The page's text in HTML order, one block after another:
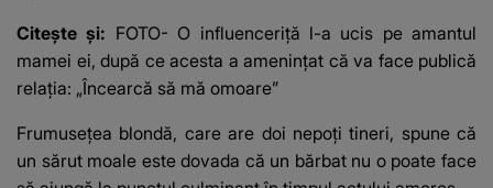
Citește și: FOTO- O influenceriță l-a ucis pe amantul
mamei ei, după ce acesta a amenințat că va face publică
relația: „Încearcă să mă omoare”
Frumusețea blondă, care are doi nepoți tineri, spune că
un sărut moale este dovada că un bărbat nu o poate face